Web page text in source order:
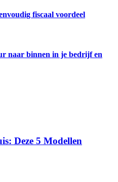
fiscaal voordeel
naar binnen in je bedrijf en
Deze 5 Modellen